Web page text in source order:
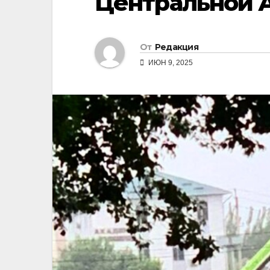
От Редакция
ИЮН 9, 2025